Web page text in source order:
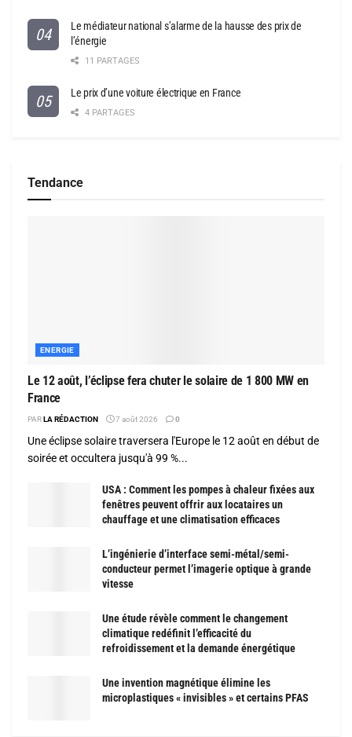
Le médiateur national s’alarme de la hausse des prix de
l’énergie
11 PARTAGES
Le prix d’une voiture électrique en France
4 PARTAGES
Tendance
ENERGIE
Le 12 août, l’éclipse fera chuter le solaire de 1 800 MW en
France
PARLA RÉDACTION 7 août 2026 0
Une éclipse solaire traversera l'Europe le 12 août en début de
soirée et occultera jusqu'à 99 %...
USA : Comment les pompes à chaleur fixées aux
fenêtres peuvent offrir aux locataires un
chauffage et une climatisation efficaces
L’ingénierie d’interface semi-métal/semi-
conducteur permet l’imagerie optique à grande
vitesse
Une étude révèle comment le changement
climatique redéfinit l’efficacité du
refroidissement et la demande énergétique
Une invention magnétique élimine les
microplastiques « invisibles » et certains PFAS